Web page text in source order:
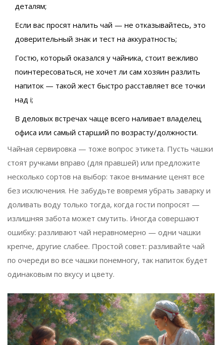
деталям;
Если вас просят налить чай — не отказывайтесь, это
доверительный знак и тест на аккуратность;
Гостю, который оказался у чайника, стоит вежливо
поинтересоваться, не хочет ли сам хозяин разлить
напиток — такой жест быстро расставляет все точки
над i;
В деловых встречах чаще всего наливает владелец
офиса или самый старший по возрасту/должности.
Чайная сервировка — тоже вопрос этикета. Пусть чашки
стоят ручками вправо (для правшей) или предложите
несколько сортов на выбор: такое внимание ценят все
без исключения. Не забудьте вовремя убрать заварку и
доливать воду только тогда, когда гости попросят —
излишняя забота может смутить. Иногда совершают
ошибку: разливают чай неравномерно — одни чашки
крепче, другие слабее. Простой совет: разливайте чай
по очереди во все чашки понемногу, так напиток будет
одинаковым по вкусу и цвету.